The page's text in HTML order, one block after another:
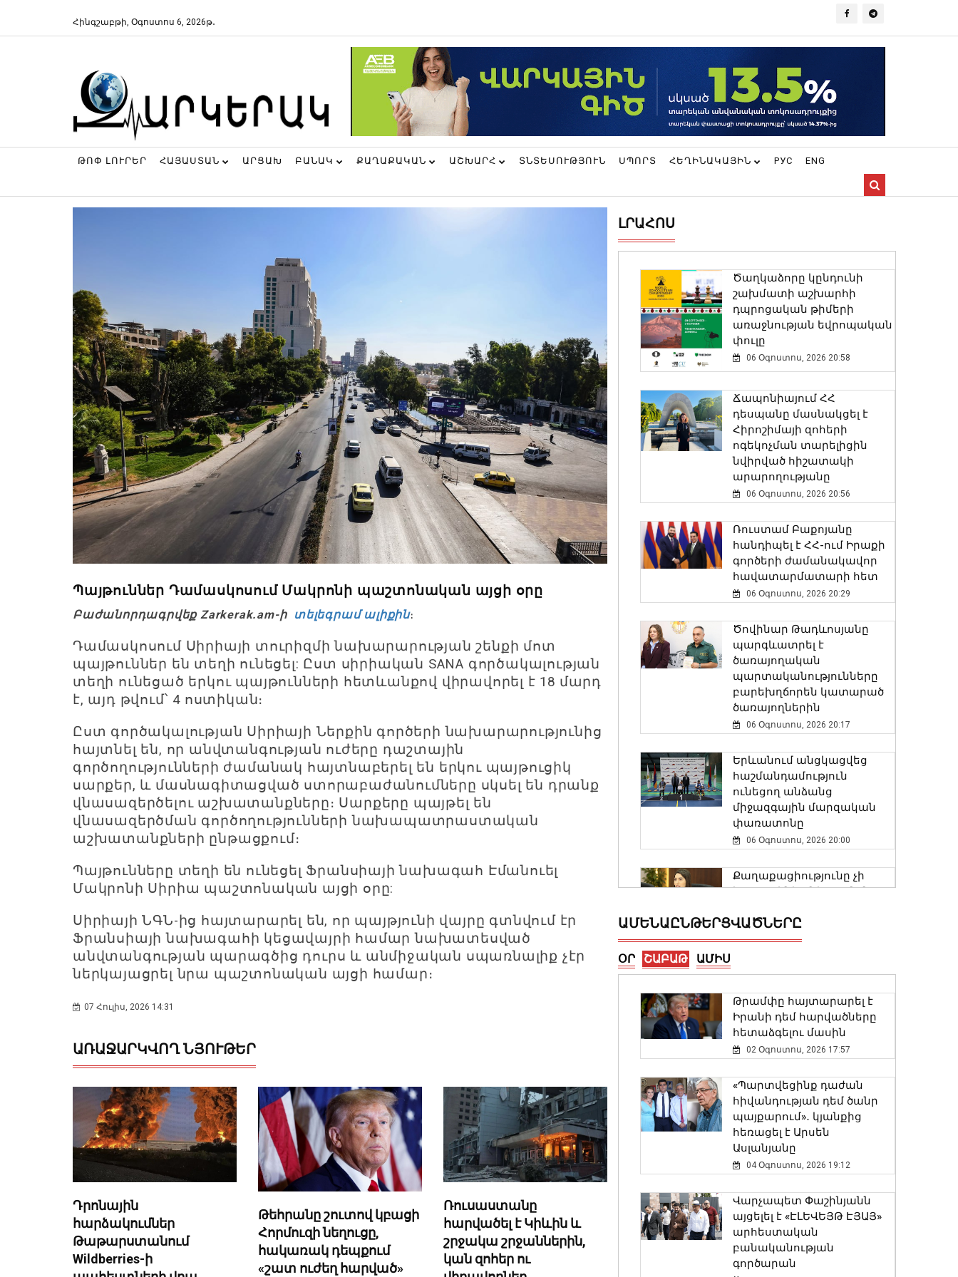
Հինգշաբթի, Օգոստոս 6, 2026թ․
ԹՈՓ ԼՈՒՐԵՐ ՀԱՅԱՍՏԱՆ ԱՐՑԱԽ ԲԱՆԱԿ ՔԱՂԱՔԱԿԱՆ ԱՇԽԱՐՀ ՏՆՏԵՍՈՒԹՅՈՒՆ ՍՊՈՐՏ ՀԵՂԻՆԱԿԱՅԻՆ РУС ENG
Պայթուններ Դամասկոսում Մակրոնի պաշտոնական այցի օրը
Բաժանորդագրվեք Zarkerak.am-ի տելեգրամ ալիքին։
Դամասկոսում Սիրիայի տուրիզմի նախարարության շենքի մոտ
պայթուններ են տեղի ունեցել: Ըստ սիրիական SANA գործակալության
տեղի ունեցած երկու պայթունների հետևանքով վիրավորել է 18 մարդ
է, այդ թվում՝ 4 ոստիկան։
Ըստ գործակալության Սիրիայի Ներքին գործերի նախարարությունից
հայտնել են, որ անվտանգության ուժերը դաշտային
գործողությունների ժամանակ հայտնաբերել են երկու պայթուցիկ
սարքեր, և մասնագիտացված ստորաբաժանումները սկսել են դրանք
վնասազերծելու աշխատանքները։ Սարքերը պայթել են
վնասազերծման գործողությունների նախապատրաստական ​​
աշխատանքների ընթացքում։
Պայթունները տեղի են ունեցել Ֆրանսիայի նախագահ Էմանուել
Մակրոնի Սիրիա պաշտոնական այցի օրը:
Սիրիայի ՆԳՆ-ից հայտարարել են, որ պայթյունի վայրը գտնվում էր
Ֆրանսիայի նախագահի կեցավայրի համար նախատեսված
անվտանգության պարագծից դուրս և անմիջական սպառնալիք չէր
ներկայացրել նրա պաշտոնական այցի համար։
07 Հուլիս, 2026 14:31
ԱՌԱՋԱՐԿՎՈՂ ՆՅՈՒԹԵՐ
Դրոնային
հարձակումներ
Թաթարստանում
Wildberries-ի
Թեհրանը շուտով կբացի
Հորմուզի նեղուցը,
հակառակ դեպքում
«շատ ուժեղ հարված»
Ռուսաստանը
հարվածել է Կիևին և
շրջակա շրջաններին,
կան զոհեր ու
ԼՐԱՀՈՍ
Ծաղկաձորը կընդունի
շախմատի աշխարհի
դպրոցական թիմերի
առաջնության եվրոպական
փուլը
06 Օգոստոս, 2026 20:58
Ճապոնիայում ՀՀ
դեսպանը մասնակցել է
Հիրոշիմայի զոհերի
ոգեկոչման տարելիցին
նվիրված հիշատակի
արարողությանը
06 Օգոստոս, 2026 20:56
Ռուստամ Բաքոյանը
հանդիպել է ՀՀ-ում Իրաքի
գործերի ժամանակավոր
հավատարմատարի հետ
06 Օգոստոս, 2026 20:29
Ծովինար Թադևոսյանը
պարգևատրել է
ծառայողական
պարտականությունները
բարեխղճորեն կատարած
ծառայողներին
06 Օգոստոս, 2026 20:17
Երևանում անցկացվեց
հաշմանդամություն
ունեցող անձանց
միջազգային մարզական
փառատոնը
06 Օգոստոս, 2026 20:00
Քաղաքացիությունը չի
կարող լինել «ներդրման
ծառայություն». ՆԳ
նախարար
ՄԱԿ-ի անունից ցանկանում
եմ վստահեցնել Ձեզ,
Կառավարությանը և
Հայաստանի ժողովրդին
մեր շարունակական
Գուտերեշը՝ Փաշինյանին
06 Օգոստոս, 2026 19:22
Ռուբեն Ռուբինյանն ու
Վալենտինա Մատվիենկոն
քննարկել են
համագործակցության
օրակարգը
06 Օգոստոս, 2026 19:09
Սամվել Սիմոնյանը
ԱՄԵՆԱԸՆԹԵՐՑՎԱԾՆԵՐԸ
ՕՐ ՇԱԲԱԹ ԱՄԻՍ
Թրամփը հայտարարել է
Իրանի դեմ հարվածները
հետաձգելու մասին
02 Օգոստոս, 2026 17:57
«Պարտվեցինք դաժան
հիվանդության դեմ ծանր
պայքարում»․ կյանքից
հեռացել է Արսեն
Ասլանյանը
04 Օգոստոս, 2026 19:12
Վարչապետ Փաշինյանն
այցելել է «ԷԼԵՎԵՅԹ ԷՅԱՅ»
արհեստական
բանականության
գործարան